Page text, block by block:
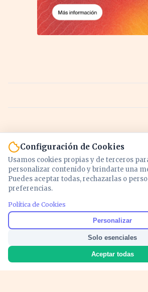
Noticias y análisis de
inversión y política.
para entender lo que mueve
país.
Configuración de Cookies
Usamos cookies propias y de terceros
personalizar contenido y brindarte una
Puedes aceptar todas, rechazarlas o
preferencias.
Política de Cookies
Personalizar
Solo esenciales
Aceptar todas